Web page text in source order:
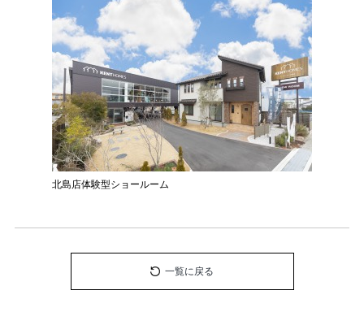
北島店体験型ショールーム
一覧に戻る